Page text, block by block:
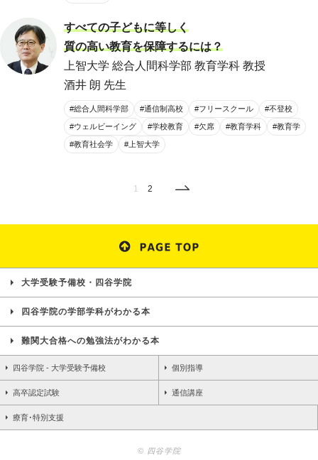
すべての子どもに等しく
質の高い教育を保障するには？
上智大学 総合人間科学部 教育学科 教授
酒井 朗 先生
#総合人間科学部 #通信制高校 #フリースクール #不登校
#ウェルビーイング #学校教育 #欠席 #教育学科 #教育学
#教育社会学 #上智大学
1 2
大学受験予備校・四谷学院
四谷学院の学部学科がわかる本
難関大合格への勉強法がわかる本
四谷学院 - 大学受験予備校 個別指導
高卒認定試験 通信講座
療育･特別支援
© 四谷学院